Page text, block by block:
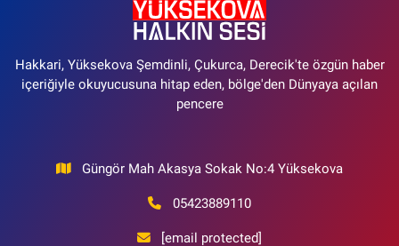
Hakkari, Yüksekova Şemdinli, Çukurca, Derecik'te özgün haber
içeriğiyle okuyucusuna hitap eden, bölge'den Dünyaya açılan
pencere
Güngör Mah Akasya Sokak No:4 Yüksekova
05423889110
[email protected]